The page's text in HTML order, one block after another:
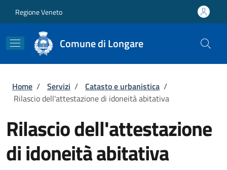
Regione Veneto
Comune di Longare
Briciole di pane
Home / Servizi / Catasto e urbanistica /
Rilascio dell'attestazione di idoneità abitativa
Rilascio dell'attestazione
di idoneità abitativa